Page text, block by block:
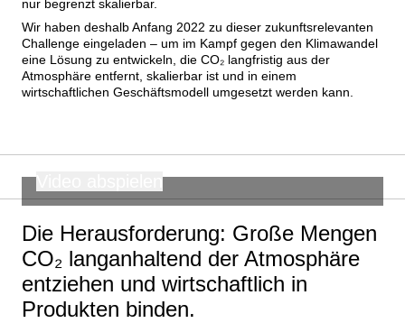
nur begrenzt skalierbar.
Wir haben deshalb Anfang 2022 zu dieser zukunftsrelevanten
Challenge eingeladen – um im Kampf gegen den Klimawandel
eine Lösung zu entwickeln, die CO₂ langfristig aus der
Atmosphäre entfernt, skalierbar ist und in einem
wirtschaftlichen Geschäftsmodell umgesetzt werden kann.
Die Herausforderung: Große Mengen
CO₂ langanhaltend der Atmosphäre
entziehen und wirtschaftlich in
Produkten binden.